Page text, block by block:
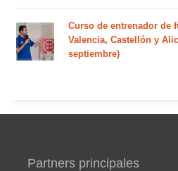
Curso de entrenador de
Valencia, Castellón y
septiembre)
Partners principales